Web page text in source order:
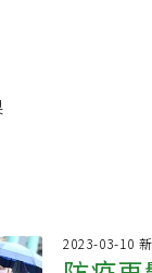
2023-03-10